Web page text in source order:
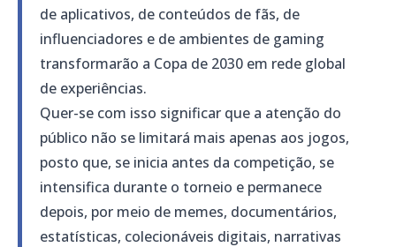
de aplicativos, de conteúdos de fãs, de
influenciadores e de ambientes de gaming
transformarão a Copa de 2030 em rede global
de experiências.
Quer-se com isso significar que a atenção do
público não se limitará mais apenas aos jogos,
posto que, se inicia antes da competição, se
intensifica durante o torneio e permanece
depois, por meio de memes, documentários,
estatísticas, colecionáveis digitais, narrativas